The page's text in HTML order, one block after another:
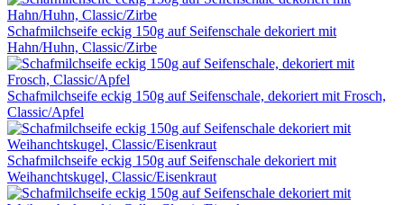
Schafmilchseife eckig 150g auf Seifenschale dekoriert mit
Hahn/Huhn, Classic/Zirbe
Schafmilchseife eckig 150g auf Seifenschale, dekoriert mit Frosch,
Classic/Apfel
Schafmilchseife eckig 150g auf Seifenschale dekoriert mit
Weihanchtskugel, Classic/Eisenkraut